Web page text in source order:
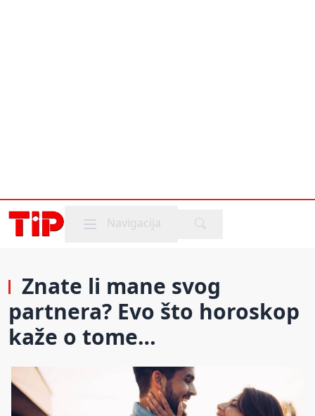
Mobile menu
Navigacija
Znate li mane svog
partnera? Evo što horoskop
kaže o tome…